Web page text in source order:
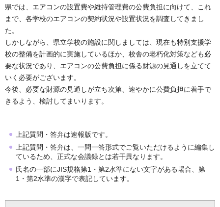
県では、エアコンの設置費や維持管理費の公費負担に向けて、これ
まで、各学校のエアコンの契約状況や設置状況を調査してきまし
た。
しかしながら、県立学校の施設に関しましては、現在も特別支援学
校の整備を計画的に実施しているほか、校舎の老朽化対策なども必
要な状況であり、エアコンの公費負担に係る財源の見通しを立てて
いく必要がございます。
今後、必要な財源の見通しが立ち次第、速やかに公費負担に着手で
きるよう、検討してまいります。
上記質問・答弁は速報版です。
上記質問・答弁は、一問一答形式でご覧いただけるように編集し
ているため、正式な会議録とは若干異なります。
氏名の一部にJIS規格第1・第2水準にない文字がある場合、第
1・第2水準の漢字で表記しています。